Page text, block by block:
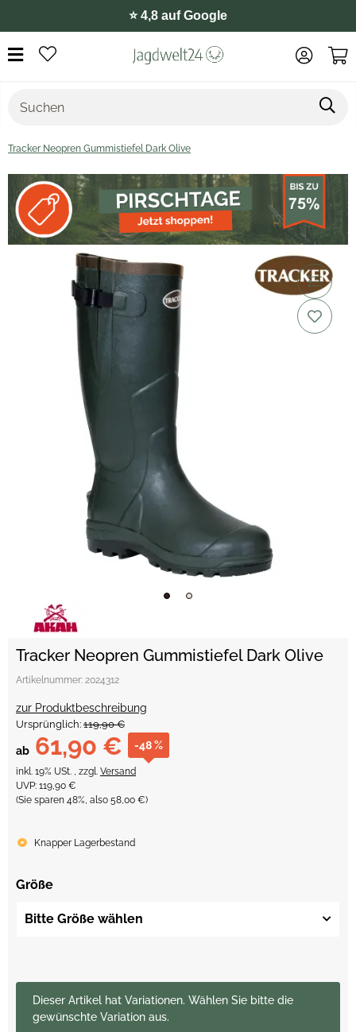
⭐️ 4,8 auf Google
Tracker Neopren Gummistiefel Dark Olive
Tracker Neopren Gummistiefel Dark Olive
Artikelnummer: 2024312
zur Produktbeschreibung
Ursprünglich: 119,90 €
ab 61,90 € -48 %
inkl. 19% USt. , zzgl. Versand
UVP: 119,90 €
(Sie sparen 48%, also 58,00 €)
Knapper Lagerbestand
Größe
Bitte Größe wählen
xDieser Artikel hat Variationen. Wählen Sie bitte die
gewünschte Variation aus.